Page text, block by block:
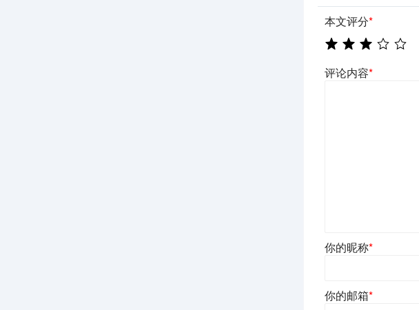
本文评分*
评论内容*
你的昵称*
你的邮箱*